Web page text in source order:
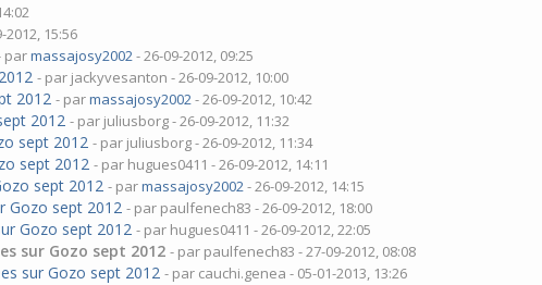
2012, 15:56
parmassajosy2002- 26-09-2012, 09:25
- par jackyvesanton - 26-09-2012, 10:00
2012 - parmassajosy2002- 26-09-2012, 10:42
2012 - par juliusborg - 26-09-2012, 11:32
sept 2012 - par juliusborg - 26-09-2012, 11:34
sept 2012 - par hugues0411 - 26-09-2012, 14:11
sept 2012 - parmassajosy2002- 26-09-2012, 14:15
Gozo sept 2012 - par paulfenech83 - 26-09-2012, 18:00
Gozo sept 2012 - par hugues0411 - 26-09-2012, 22:05
sur Gozo sept 2012 - par paulfenech83 - 27-09-2012, 08:08
sur Gozo sept 2012 - par cauchi.genea - 05-01-2013, 13:26